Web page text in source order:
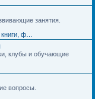
занятия.
клубы и обучающие
вопросы.